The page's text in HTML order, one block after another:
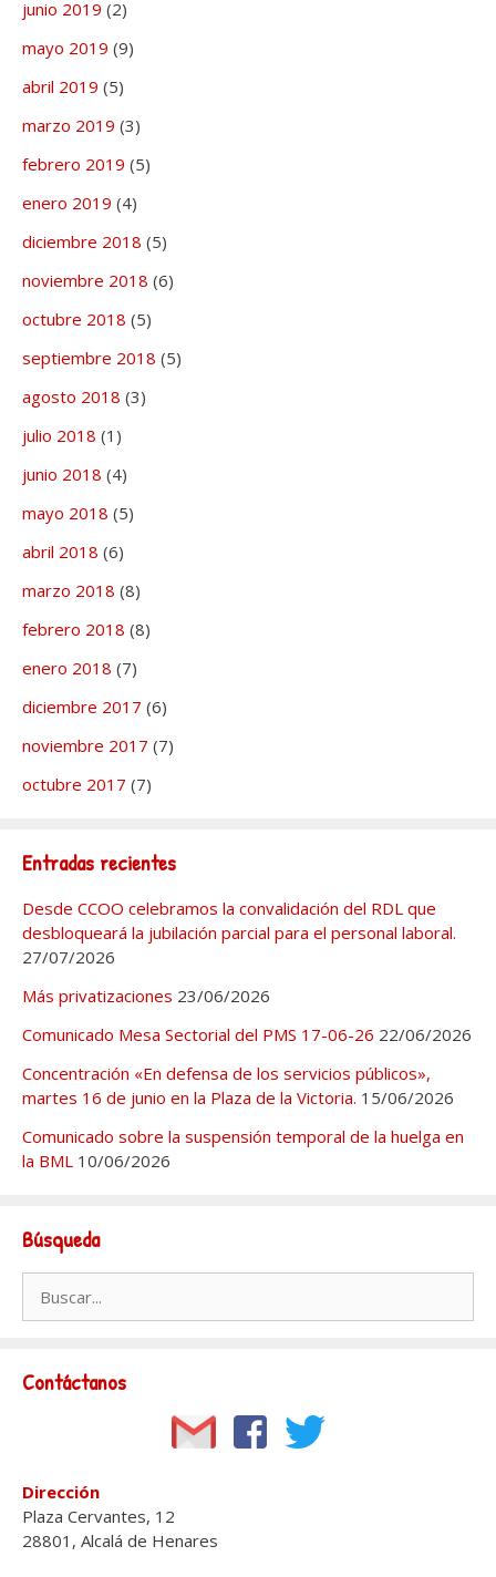
junio 2019 (2)
mayo 2019 (9)
abril 2019 (5)
marzo 2019 (3)
febrero 2019 (5)
enero 2019 (4)
diciembre 2018 (5)
noviembre 2018 (6)
octubre 2018 (5)
septiembre 2018 (5)
agosto 2018 (3)
julio 2018 (1)
junio 2018 (4)
mayo 2018 (5)
abril 2018 (6)
marzo 2018 (8)
febrero 2018 (8)
enero 2018 (7)
diciembre 2017 (6)
noviembre 2017 (7)
octubre 2017 (7)
Entradas recientes
Desde CCOO celebramos la convalidación del RDL que
desbloqueará la jubilación parcial para el personal laboral.
27/07/2026
Más privatizaciones 23/06/2026
Comunicado Mesa Sectorial del PMS 17-06-26 22/06/2026
Concentración «En defensa de los servicios públicos»,
martes 16 de junio en la Plaza de la Victoria. 15/06/2026
Comunicado sobre la suspensión temporal de la huelga en
la BML 10/06/2026
Búsqueda
Contáctanos
Dirección
Plaza Cervantes, 12
28801, Alcalá de Henares